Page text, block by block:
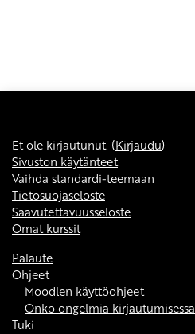
Et ole kirjautunut. (Kirjaudu)
Sivuston käytänteet
Vaihda standardi-teemaan
Tietosuojaseloste
Saavutettavuusseloste
Omat kurssit
Palaute
Ohjeet
Moodlen käyttöohjeet
Onko ongelmia kirjautumisessa
Tuki